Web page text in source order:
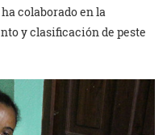
colaborado en la
y clasificación de peste